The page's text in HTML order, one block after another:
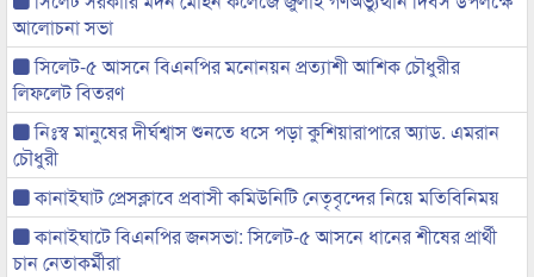
আলোচনা সভা
সিলেট-৫ আসনে বিএনপির মনোনয়ন প্রত্যাশী আশিক চৌধুরীর
লিফলেট বিতরণ
নিঃস্ব মানুষের দীর্ঘশ্বাস শুনতে ধসে পড়া কুশিয়ারাপারে অ্যাড. এমরান
চৌধুরী
কানাইঘাট প্রেসক্লাবে প্রবাসী কমিউনিটি নেতৃবৃন্দের নিয়ে মতিবিনিময়
কানাইঘাটে বিএনপির জনসভা: সিলেট-৫ আসনে ধানের শীষের প্রার্থী
চান নেতাকর্মীরা